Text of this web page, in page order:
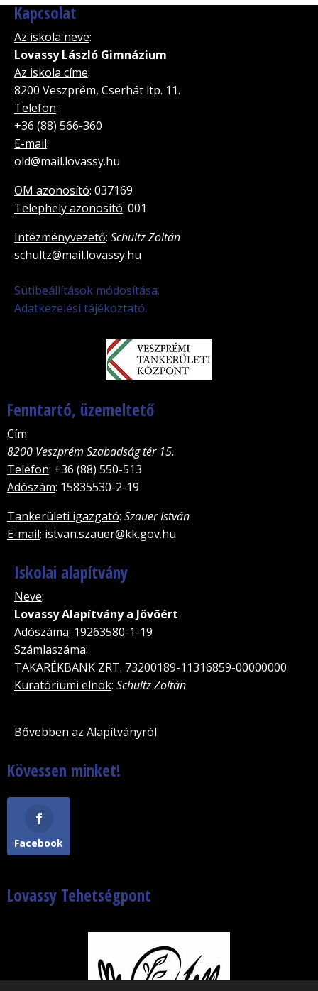
Kapcsolat
Az iskola neve:
Lovassy László Gimnázium
Az iskola címe:
8200 Veszprém, Cserhát ltp. 11.
Telefon:
+36 (88) 566-360
E-mail:
old@mail.lovassy.hu
OM azonosító: 037169
Telephely azonosító: 001
Intézményvezető: Schultz Zoltán
schultz@mail.lovassy.hu
Sütibeállítások módosítása.
Adatkezelési tájékoztató.
Fenntartó, üzemeltető
Cím:
8200 Veszprém Szabadság tér 15.
Telefon: +36 (88) 550-513
Adószám: 15835530-2-19
Tankerületi igazgató: Szauer István
E-mail: istvan.szauer@kk.gov.hu
Iskolai alapítvány
Neve:
Lovassy Alapítvány a Jövõért
Adószáma: 19263580-1-19
Számlaszáma:
TAKARÉKBANK ZRT. 73200189-11316859-00000000
Kuratóriumi elnök: Schultz Zoltán
Bővebben az Alapítványról
Kövessen minket!
Facebook
Lovassy Tehetségpont